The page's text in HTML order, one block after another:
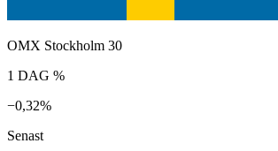
OMX Stockholm 30
1 DAG %
−0,32%
Senast